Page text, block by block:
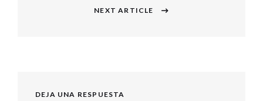
NEXT ARTICLE
DEJA UNA RESPUESTA